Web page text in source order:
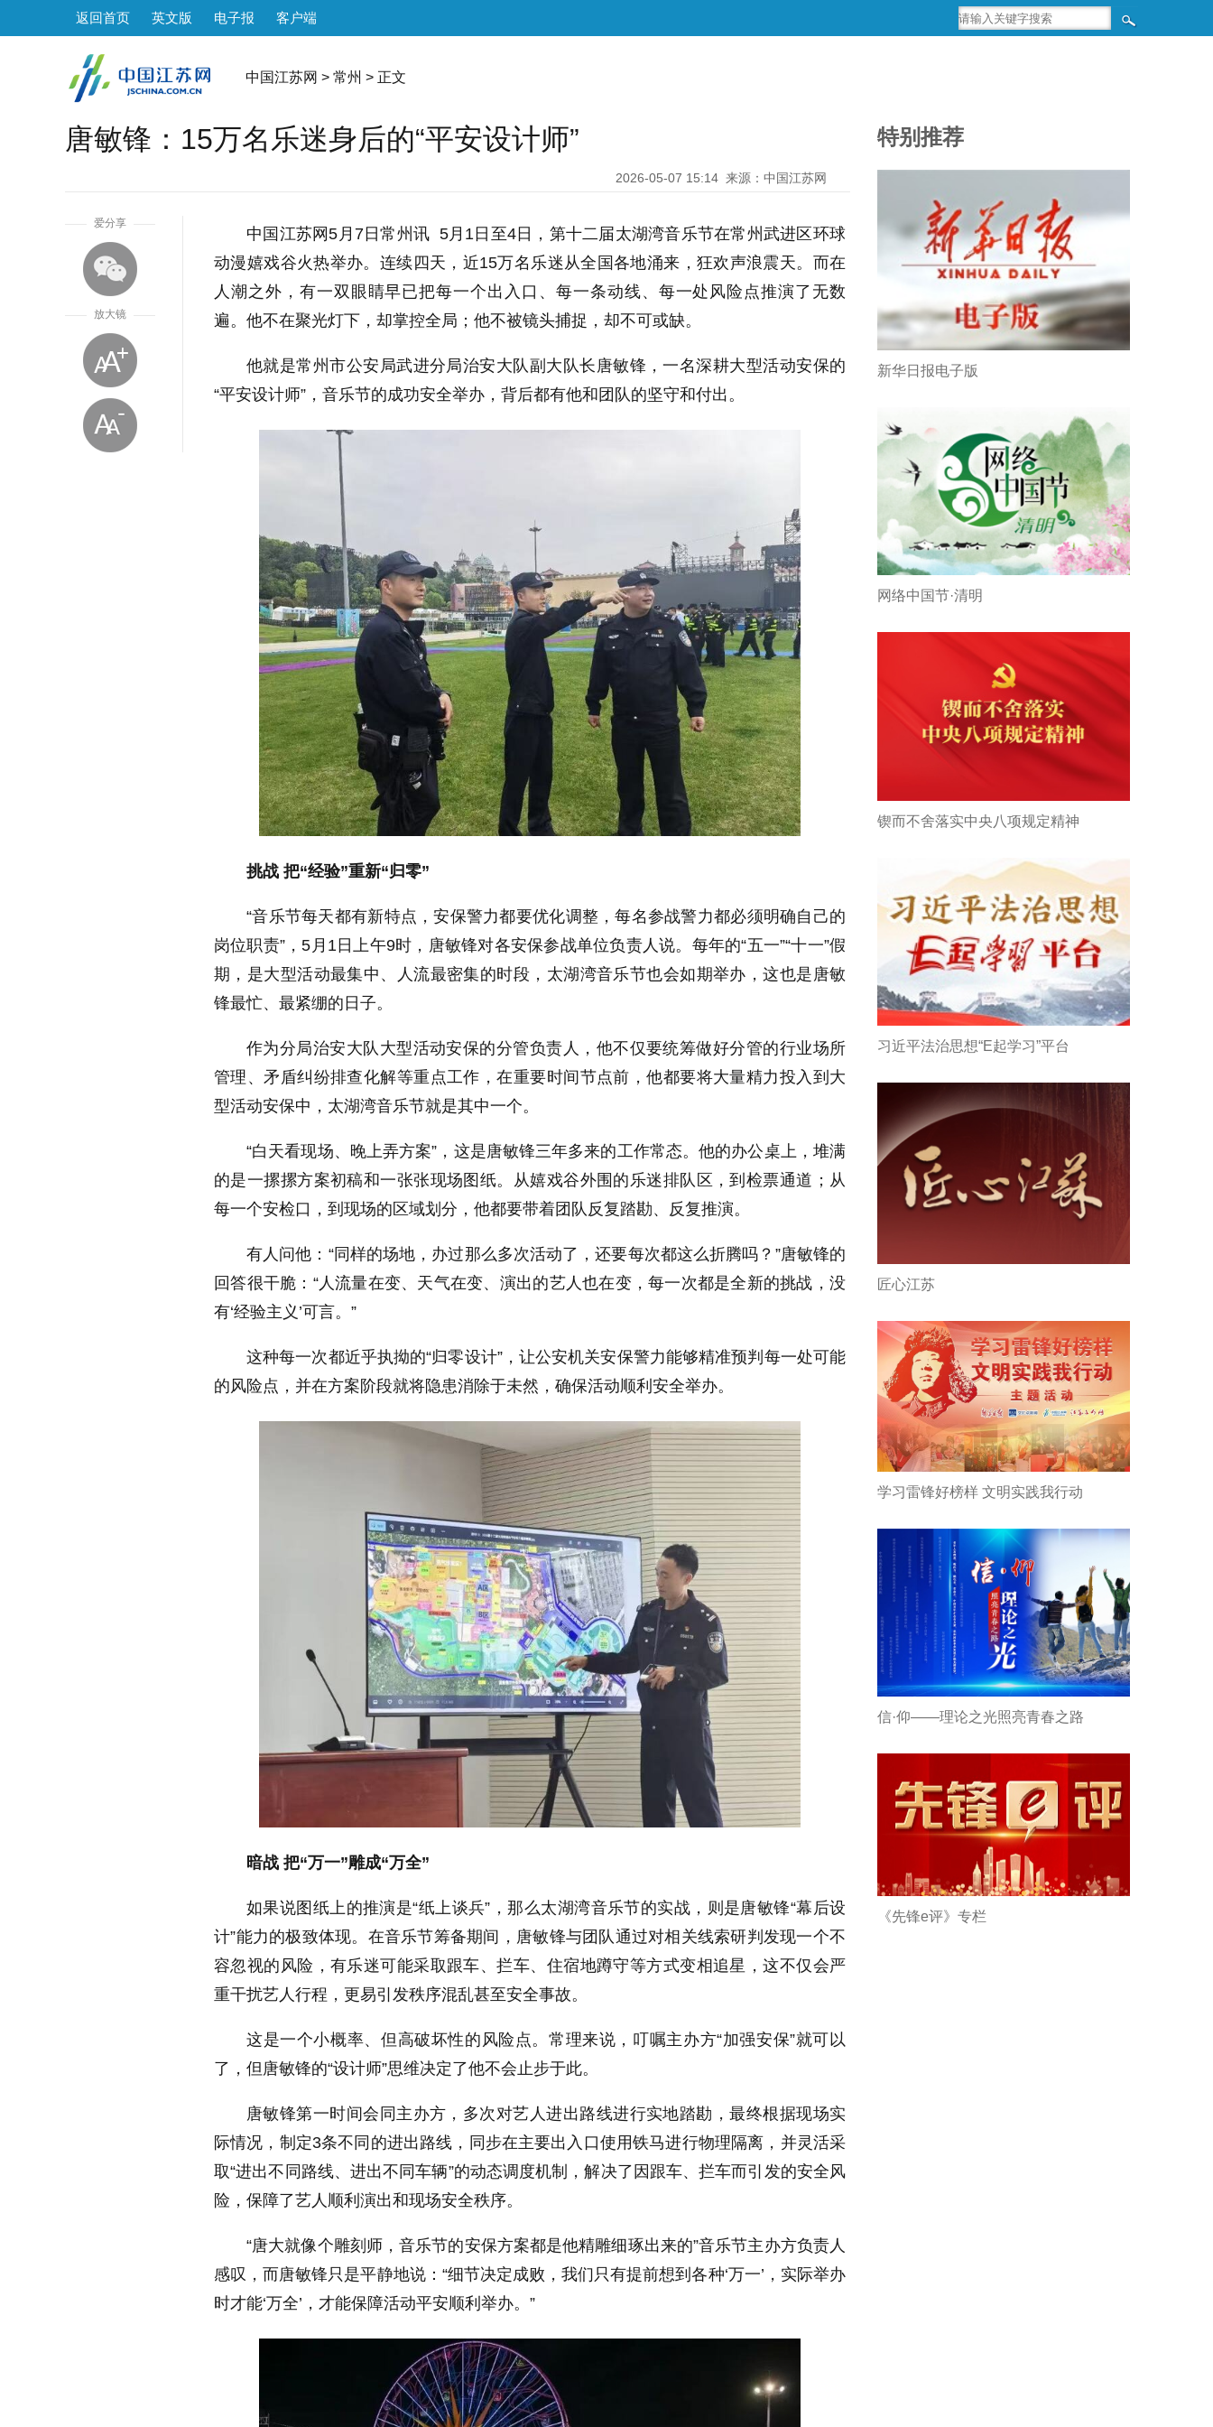
返回首页 英文版 电子报 客户端
中国江苏网 > 常州 > 正文
唐敏锋：15万名乐迷身后的“平安设计师”
2026-05-07 15:14 来源：中国江苏网
爱分享
放大镜
中国江苏网5月7日常州讯 5月1日至4日，第十二届太湖湾音乐节在常州武进区环球
动漫嬉戏谷火热举办。连续四天，近15万名乐迷从全国各地涌来，狂欢声浪震天。而在
人潮之外，有一双眼睛早已把每一个出入口、每一条动线、每一处风险点推演了无数
遍。他不在聚光灯下，却掌控全局；他不被镜头捕捉，却不可或缺。
他就是常州市公安局武进分局治安大队副大队长唐敏锋，一名深耕大型活动安保的
“平安设计师”，音乐节的成功安全举办，背后都有他和团队的坚守和付出。
挑战 把“经验”重新“归零”
“音乐节每天都有新特点，安保警力都要优化调整，每名参战警力都必须明确自己的
岗位职责”，5月1日上午9时，唐敏锋对各安保参战单位负责人说。每年的“五一”“十一”假
期，是大型活动最集中、人流最密集的时段，太湖湾音乐节也会如期举办，这也是唐敏
锋最忙、最紧绷的日子。
作为分局治安大队大型活动安保的分管负责人，他不仅要统筹做好分管的行业场所
管理、矛盾纠纷排查化解等重点工作，在重要时间节点前，他都要将大量精力投入到大
型活动安保中，太湖湾音乐节就是其中一个。
“白天看现场、晚上弄方案”，这是唐敏锋三年多来的工作常态。他的办公桌上，堆满
的是一摞摞方案初稿和一张张现场图纸。从嬉戏谷外围的乐迷排队区，到检票通道；从
每一个安检口，到现场的区域划分，他都要带着团队反复踏勘、反复推演。
有人问他：“同样的场地，办过那么多次活动了，还要每次都这么折腾吗？”唐敏锋的
回答很干脆：“人流量在变、天气在变、演出的艺人也在变，每一次都是全新的挑战，没
有‘经验主义’可言。”
这种每一次都近乎执拗的“归零设计”，让公安机关安保警力能够精准预判每一处可能
的风险点，并在方案阶段就将隐患消除于未然，确保活动顺利安全举办。
暗战 把“万一”雕成“万全”
如果说图纸上的推演是“纸上谈兵”，那么太湖湾音乐节的实战，则是唐敏锋“幕后设
计”能力的极致体现。在音乐节筹备期间，唐敏锋与团队通过对相关线索研判发现一个不
容忽视的风险，有乐迷可能采取跟车、拦车、住宿地蹲守等方式变相追星，这不仅会严
重干扰艺人行程，更易引发秩序混乱甚至安全事故。
这是一个小概率、但高破坏性的风险点。常理来说，叮嘱主办方“加强安保”就可以
了，但唐敏锋的“设计师”思维决定了他不会止步于此。
唐敏锋第一时间会同主办方，多次对艺人进出路线进行实地踏勘，最终根据现场实
际情况，制定3条不同的进出路线，同步在主要出入口使用铁马进行物理隔离，并灵活采
取“进出不同路线、进出不同车辆”的动态调度机制，解决了因跟车、拦车而引发的安全风
险，保障了艺人顺利演出和现场安全秩序。
“唐大就像个雕刻师，音乐节的安保方案都是他精雕细琢出来的”音乐节主办方负责人
感叹，而唐敏锋只是平静地说：“细节决定成败，我们只有提前想到各种‘万一’，实际举办
时才能‘万全’，才能保障活动平安顺利举办。”
特别推荐
新华日报电子版
网络中国节·清明
锲而不舍落实中央八项规定精神
习近平法治思想“E起学习”平台
匠心江苏
学习雷锋好榜样 文明实践我行动
信·仰——理论之光照亮青春之路
《先锋e评》专栏